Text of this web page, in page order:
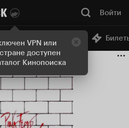
VPN или
доступен
Кинопоиска
Войти
Онлайн-кинотеатр